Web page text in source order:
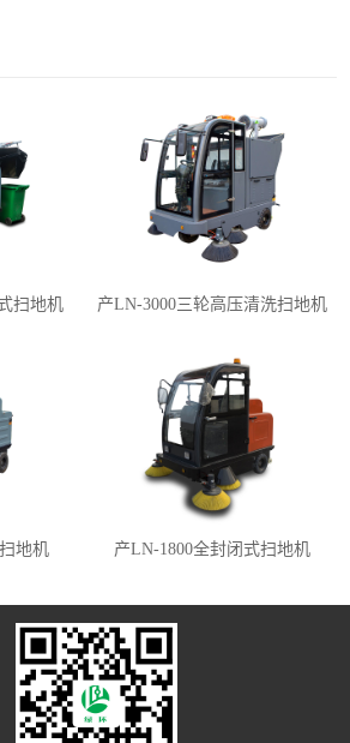
扫地机 产LN-3000三轮高压清洗扫地机
地机 产LN-1800全封闭式扫地机